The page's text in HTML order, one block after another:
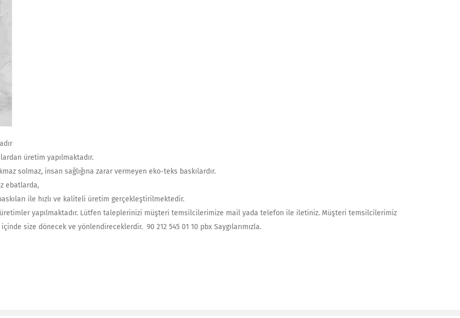
üretim yapılmaktadır.
solmaz, insan sağlığına zarar vermeyen eko-teks baskılardır.
ebatlarda,
ile hızlı ve kaliteli üretim gerçekleştirilmektedir.
üretimler yapılmaktadır. Lütfen taleplerinizi müşteri temsilcilerimize mail yada telefon ile iletiniz. Müşteri temsilcilerimiz
size dönecek ve yönlendireceklerdir. 90 212 545 01 10 pbx Saygılarımızla.